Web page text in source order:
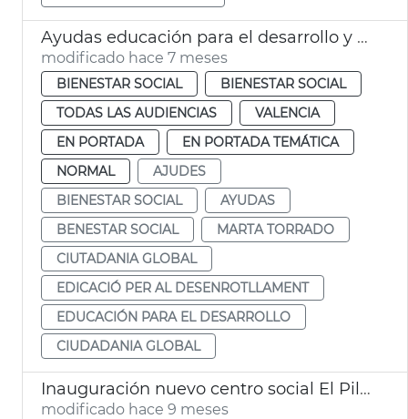
Ayudas educación para el desarrollo y para la ciudadanía global 2025
modificado hace 7 meses
BIENESTAR SOCIAL
BIENESTAR SOCIAL
TODAS LAS AUDIENCIAS
VALENCIA
EN PORTADA
EN PORTADA TEMÁTICA
NORMAL
AJUDES
BIENESTAR SOCIAL
AYUDAS
BENESTAR SOCIAL
MARTA TORRADO
CIUTADANIA GLOBAL
EDICACIÓ PER AL DESENROTLLAMENT
EDUCACIÓN PARA EL DESARROLLO
CIUDADANIA GLOBAL
Inauguración nuevo centro social El Pilar
modificado hace 9 meses